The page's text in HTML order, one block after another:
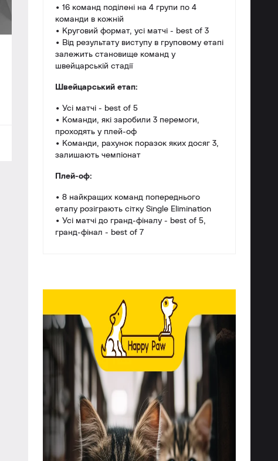
• 16 команд поділені на 4 групи по 4
команди в кожній
• Круговий формат, усі матчі - best of 3
• Від результату виступу в груповому етапі
залежить становище команд у
швейцарській стадії
Швейцарський етап:
• Усі матчі - best of 5
• Команди, які заробили 3 перемоги,
проходять у плей-оф
• Команди, рахунок поразок яких досяг 3,
залишають чемпіонат
Плей-оф:
• 8 найкращих команд попереднього
етапу розіграють сітку Single Elimination
• Усі матчі до гранд-фіналу - best of 5,
гранд-фінал - best of 7